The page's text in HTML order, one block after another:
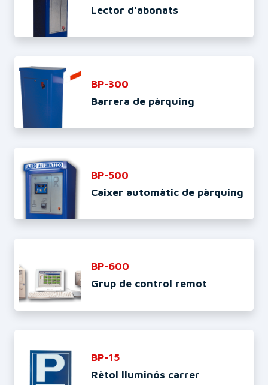
Lector d'abonats
BP-300
Barrera de pàrquing
BP-500
Caixer automàtic de pàrquing
BP-600
Grup de control remot
BP-15
Rètol lluminós carrer